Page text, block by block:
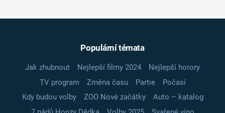
Populární témata
Jak zhubnout Nejlepší filmy 2024
Nejlepší horory
TV program
Změna času Partie
Počasí
Kdy budou volby
ZOO Nové začátky
Auto – katalog